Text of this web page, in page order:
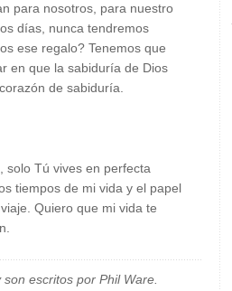
para nosotros, para nuestro
días, nunca tendremos
ese regalo? Tenemos que
en que la sabiduría de Dios
de sabiduría.
solo Tú vives en perfecta
tiempos de mi vida y el papel
Quiero que mi vida te
escritos por Phil Ware.